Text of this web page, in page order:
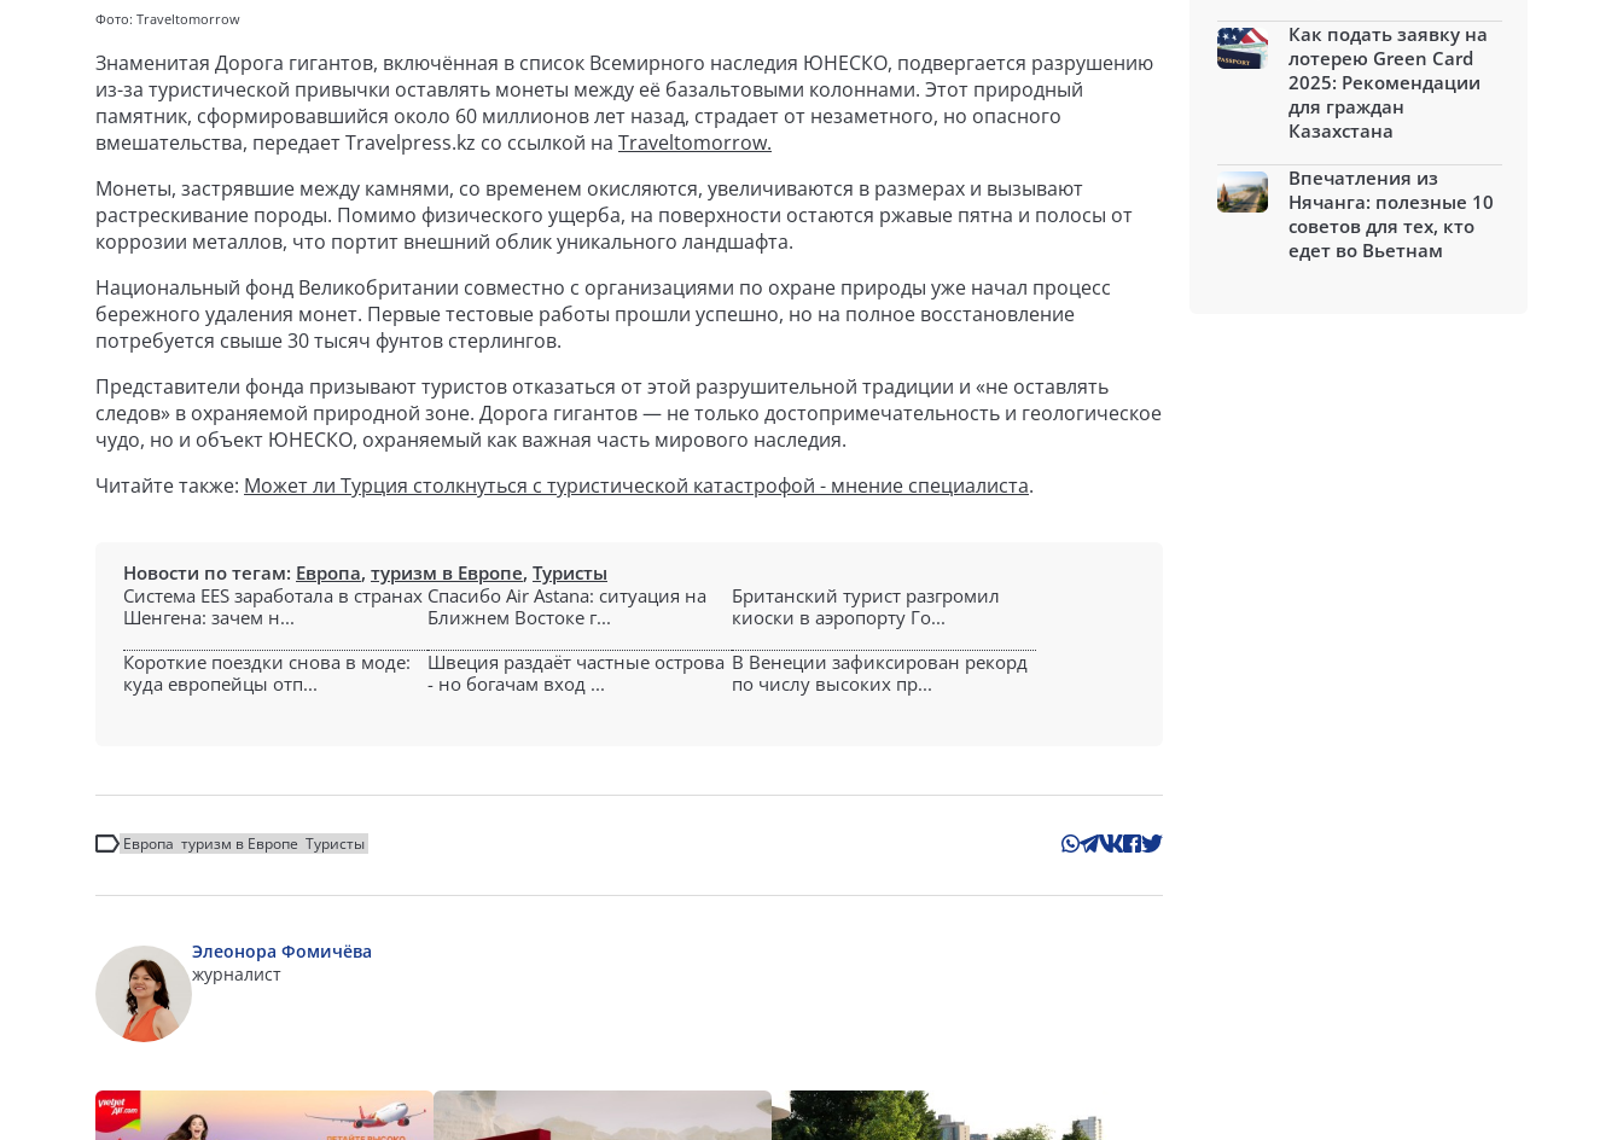
Фото: Traveltomorrow
Знаменитая Дорога гигантов, включённая в список Всемирного наследия ЮНЕСКО, подвергается разрушению
из-за туристической привычки оставлять монеты между её базальтовыми колоннами. Этот природный
памятник, сформировавшийся около 60 миллионов лет назад, страдает от незаметного, но опасного
вмешательства, передает Travelpress.kz со ссылкой на Traveltomorrow.
Монеты, застрявшие между камнями, со временем окисляются, увеличиваются в размерах и вызывают
растрескивание породы. Помимо физического ущерба, на поверхности остаются ржавые пятна и полосы от
коррозии металлов, что портит внешний облик уникального ландшафта.
Национальный фонд Великобритании совместно с организациями по охране природы уже начал процесс
бережного удаления монет. Первые тестовые работы прошли успешно, но на полное восстановление
потребуется свыше 30 тысяч фунтов стерлингов.
Представители фонда призывают туристов отказаться от этой разрушительной традиции и «не оставлять
следов» в охраняемой природной зоне. Дорога гигантов — не только достопримечательность и геологическое
чудо, но и объект ЮНЕСКО, охраняемый как важная часть мирового наследия.
Читайте также: Может ли Турция столкнуться с туристической катастрофой - мнение специалиста.
Новости по тегам: Европа, туризм в Европе, Туристы
Система EES заработала в странах
Шенгена: зачем н...
Спасибо Air Astana: ситуация на
Ближнем Востоке г...
Британский турист разгромил
киоски в аэропорту Го...
Короткие поездки снова в моде:
куда европейцы отп...
Швеция раздаёт частные острова
- но богачам вход ...
В Венеции зафиксирован рекорд
по числу высоких пр...
Европа туризм в Европе Туристы
Элеонора Фомичёва
журналист
Как подать заявку на
лотерею Green Card
2025: Рекомендации
для граждан
Казахстана
Впечатления из
Нячанга: полезные 10
советов для тех, кто
едет во Вьетнам